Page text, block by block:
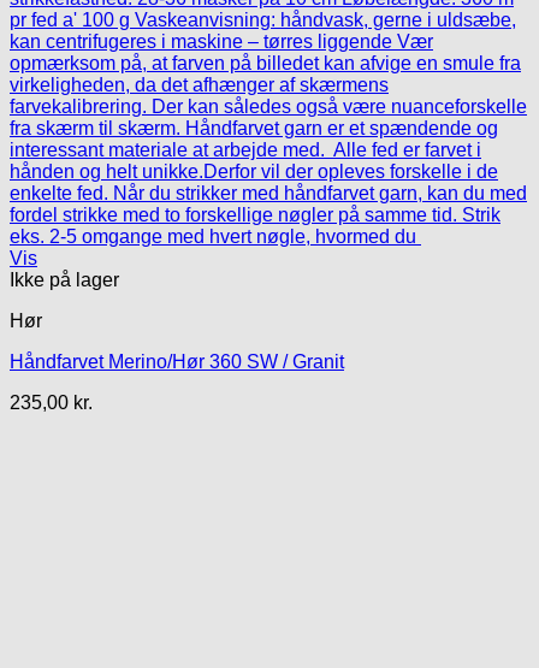
Vis
Ikke på lager
Hør
Håndfarvet Merino/Hør 360 SW / Granit
235,00 kr.